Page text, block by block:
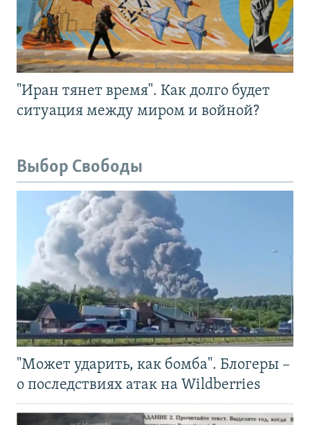
"Иран тянет время". Как долго будет
ситуация между миром и войной?
Выбор Свободы
"Может ударить, как бомба". Блогеры –
о последствиях атак на Wildberries